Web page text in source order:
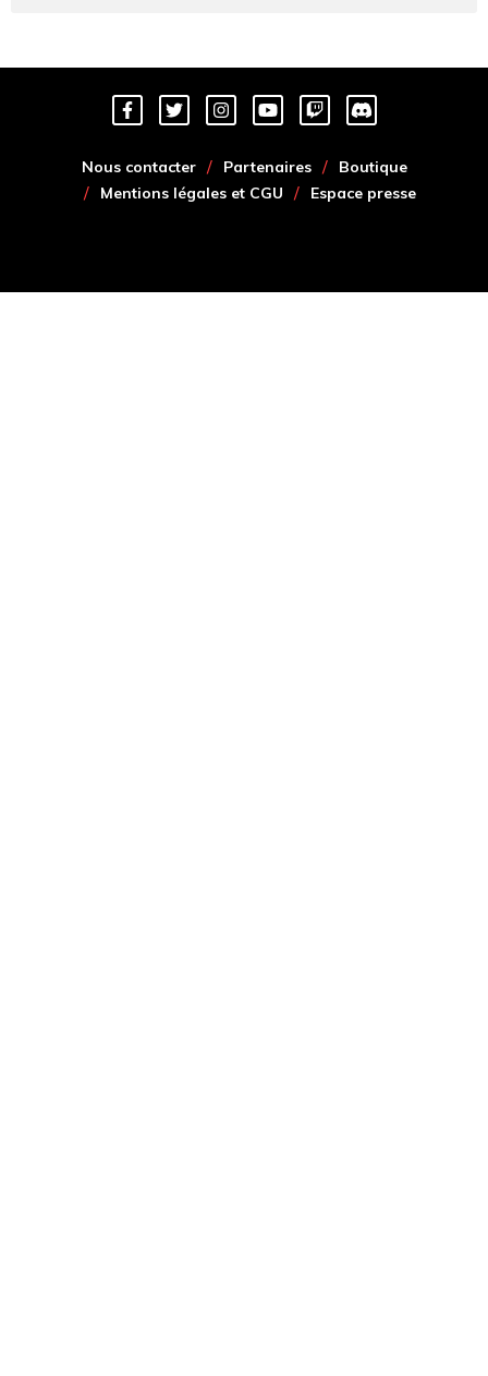
Nous contacter Partenaires
Boutique
Mentions légales et CGU
Espace presse